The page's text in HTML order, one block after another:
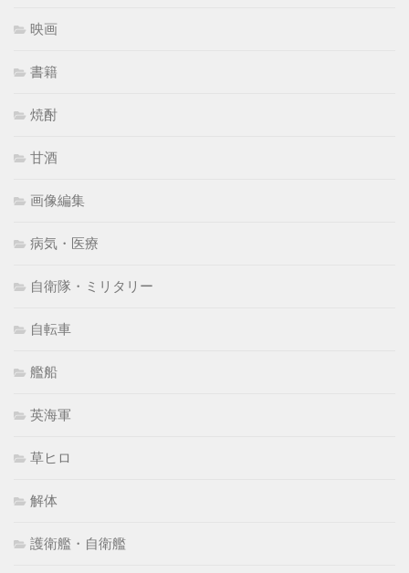
映画
書籍
焼酎
甘酒
画像編集
病気・医療
自衛隊・ミリタリー
自転車
艦船
英海軍
草ヒロ
解体
護衛艦・自衛艦